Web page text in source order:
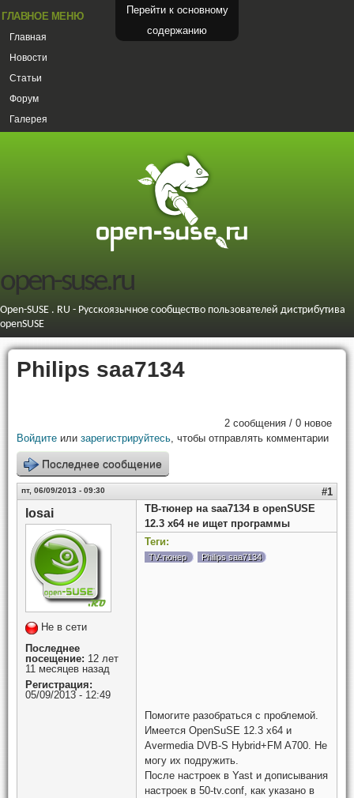
Перейти к основному
содержанию
ГЛАВНОЕ МЕНЮ
Главная
Новости
Статьи
Форум
Галерея
open-suse.ru
Open-SUSE . RU - Русскоязычное сообщество пользователей дистрибутива
openSUSE
Philips saa7134
2 сообщения / 0 новое
Войдите или зарегистрируйтесь, чтобы отправлять комментарии
Последнее сообщение
пт, 06/09/2013 - 09:30 #1
losai
Не в сети
Последнее
посещение: 12 лет
11 месяцев назад
Регистрация:
05/09/2013 - 12:49
ТВ-тюнер на saa7134 в openSUSE
12.3 х64 не ищет программы
Теги:
TV-тюнер Philips saa7134
Помогите разобраться с проблемой.
Имеется OpenSuSE 12.3 x64 и
Avermedia DVB-S Hybrid+FM A700. Не
могу их подружить.
После настроек в Yast и дописывания
настроек в 50-tv.conf, как указано в